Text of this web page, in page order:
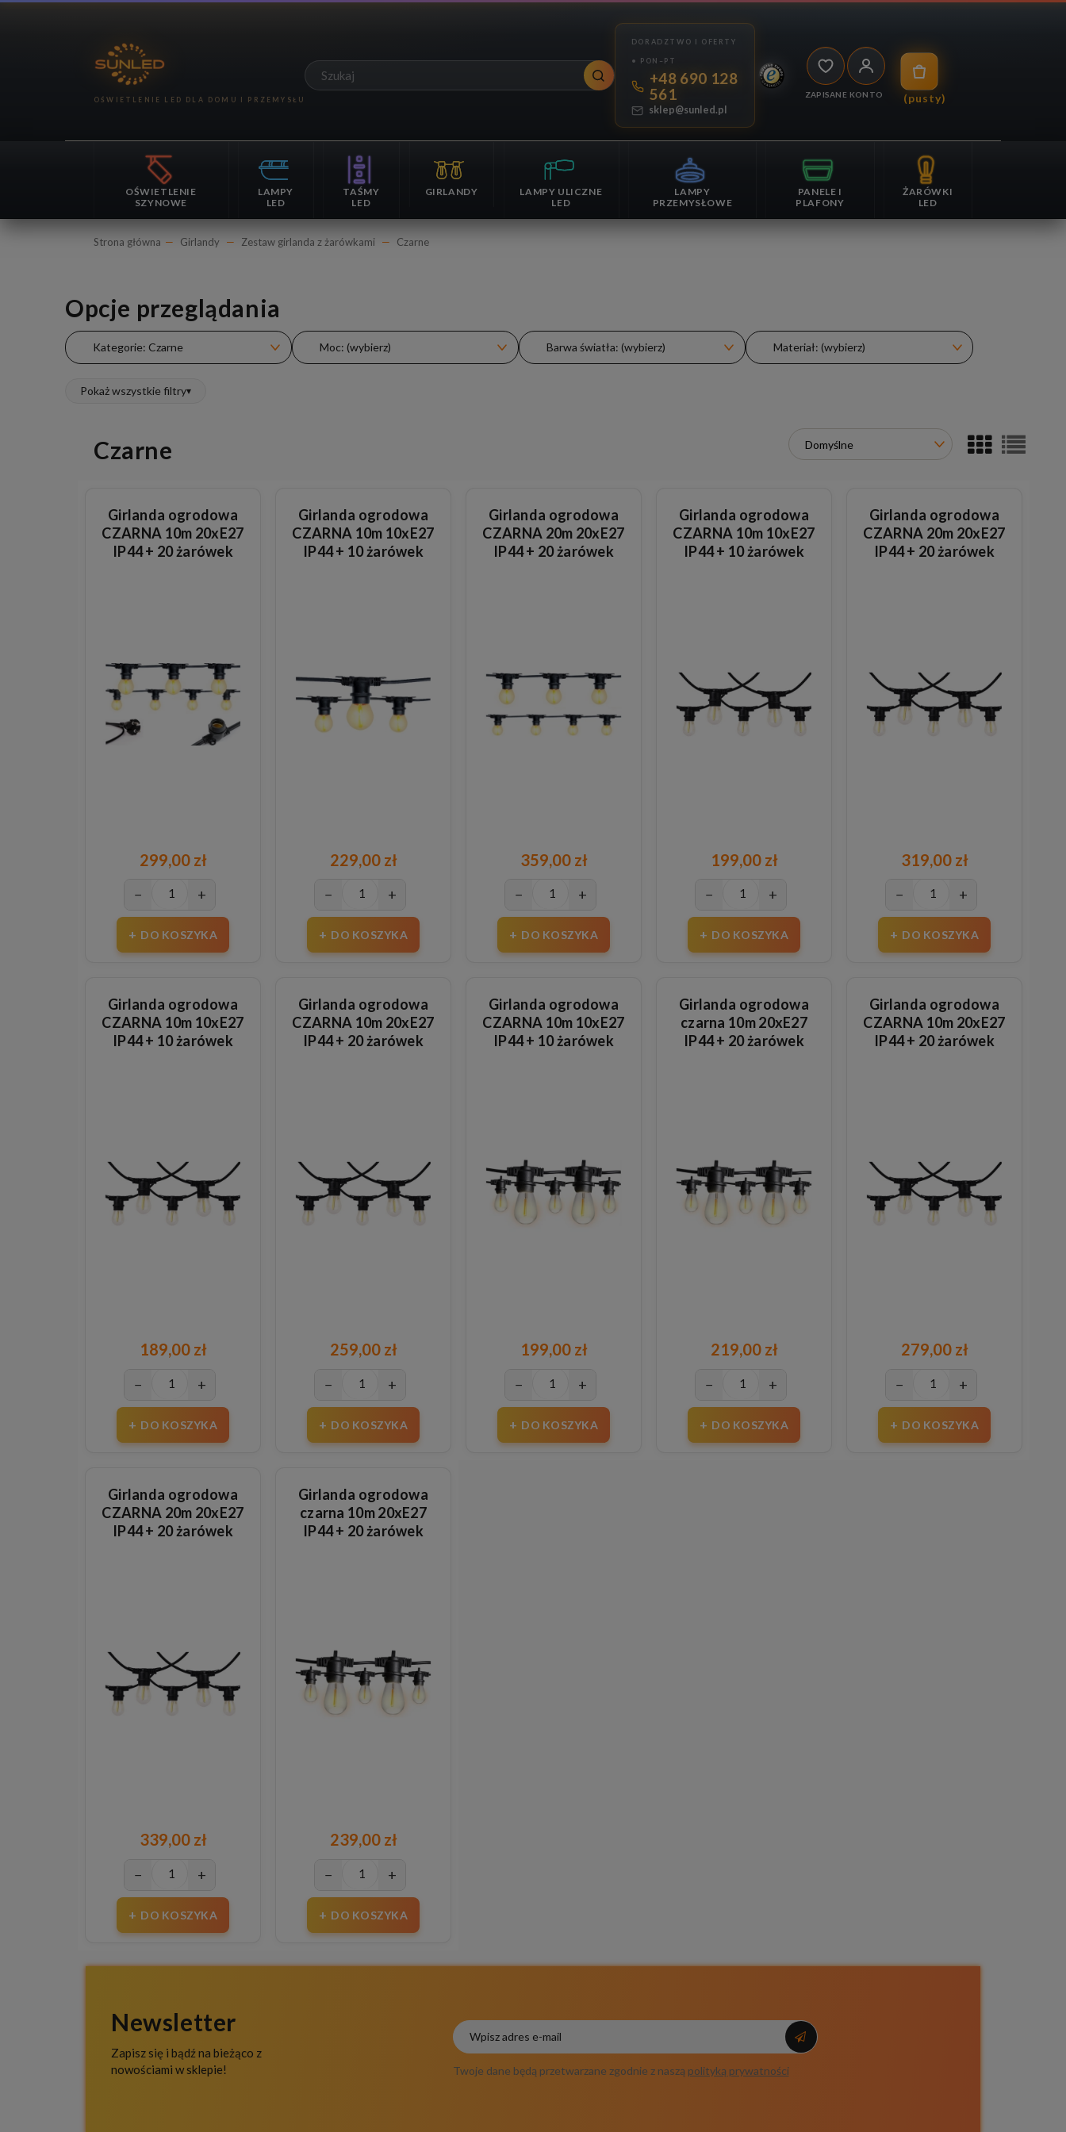
ZAPISANE KONTO (pusty)
sklep@sunled.pl
+48 690 128
561
OŚWIETLENIE
SZYNOWE
LAMPY
LED
TAŚMY
LED
GIRLANDY
LAMPY ULICZNE
LED
LAMPY
PRZEMYSŁOWE
PANELE I
PLAFONY
ŻARÓWKI
LED
Strona główna Girlandy Zestaw girlanda z żarówkami Czarne
Opcje przeglądania
Kategorie: Czarne Moc: (wybierz) Barwa światła: (wybierz) Materiał: (wybierz)
Pokaż wszystkie filtry▾
Czarne
Girlanda ogrodowa
CZARNA 10m 20xE27
IP44 + 20 żarówek
299,00 zł
− +
DO KOSZYKA
Girlanda ogrodowa
CZARNA 10m 10xE27
IP44 + 10 żarówek
229,00 zł
− +
DO KOSZYKA
Girlanda ogrodowa
CZARNA 20m 20xE27
IP44 + 20 żarówek
359,00 zł
− +
DO KOSZYKA
Girlanda ogrodowa
CZARNA 10m 10xE27
IP44 + 10 żarówek
199,00 zł
− +
DO KOSZYKA
Girlanda ogrodowa
CZARNA 20m 20xE27
IP44 + 20 żarówek
319,00 zł
− +
DO KOSZYKA
Girlanda ogrodowa
CZARNA 10m 10xE27
IP44 + 10 żarówek
189,00 zł
− +
DO KOSZYKA
Girlanda ogrodowa
CZARNA 10m 20xE27
IP44 + 20 żarówek
259,00 zł
− +
DO KOSZYKA
Girlanda ogrodowa
CZARNA 10m 10xE27
IP44 + 10 żarówek
199,00 zł
− +
DO KOSZYKA
Girlanda ogrodowa
czarna 10m 20xE27
IP44 + 20 żarówek
219,00 zł
− +
DO KOSZYKA
Girlanda ogrodowa
CZARNA 10m 20xE27
IP44 + 20 żarówek
279,00 zł
− +
DO KOSZYKA
Girlanda ogrodowa
CZARNA 20m 20xE27
IP44 + 20 żarówek
339,00 zł
− +
DO KOSZYKA
Girlanda ogrodowa
czarna 10m 20xE27
IP44 + 20 żarówek
239,00 zł
− +
DO KOSZYKA
Newsletter
Zapisz się i bądź na bieżąco z
nowościami w sklepie!
Twoje dane będą przetwarzane zgodnie z naszą polityką prywatności